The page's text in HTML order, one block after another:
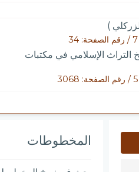
)
التراث الإسلامي في مكتبات
المخطوطات